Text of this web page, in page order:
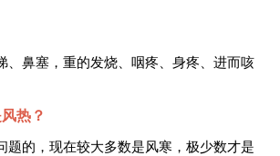
、鼻塞，重的发烧、咽疼、身疼、进而咳
热？
题的，现在较大多数是风寒，极少数才是